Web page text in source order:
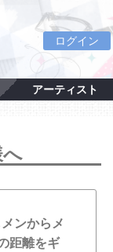
ログイン
アーティスト
ンからメ
距離をギ